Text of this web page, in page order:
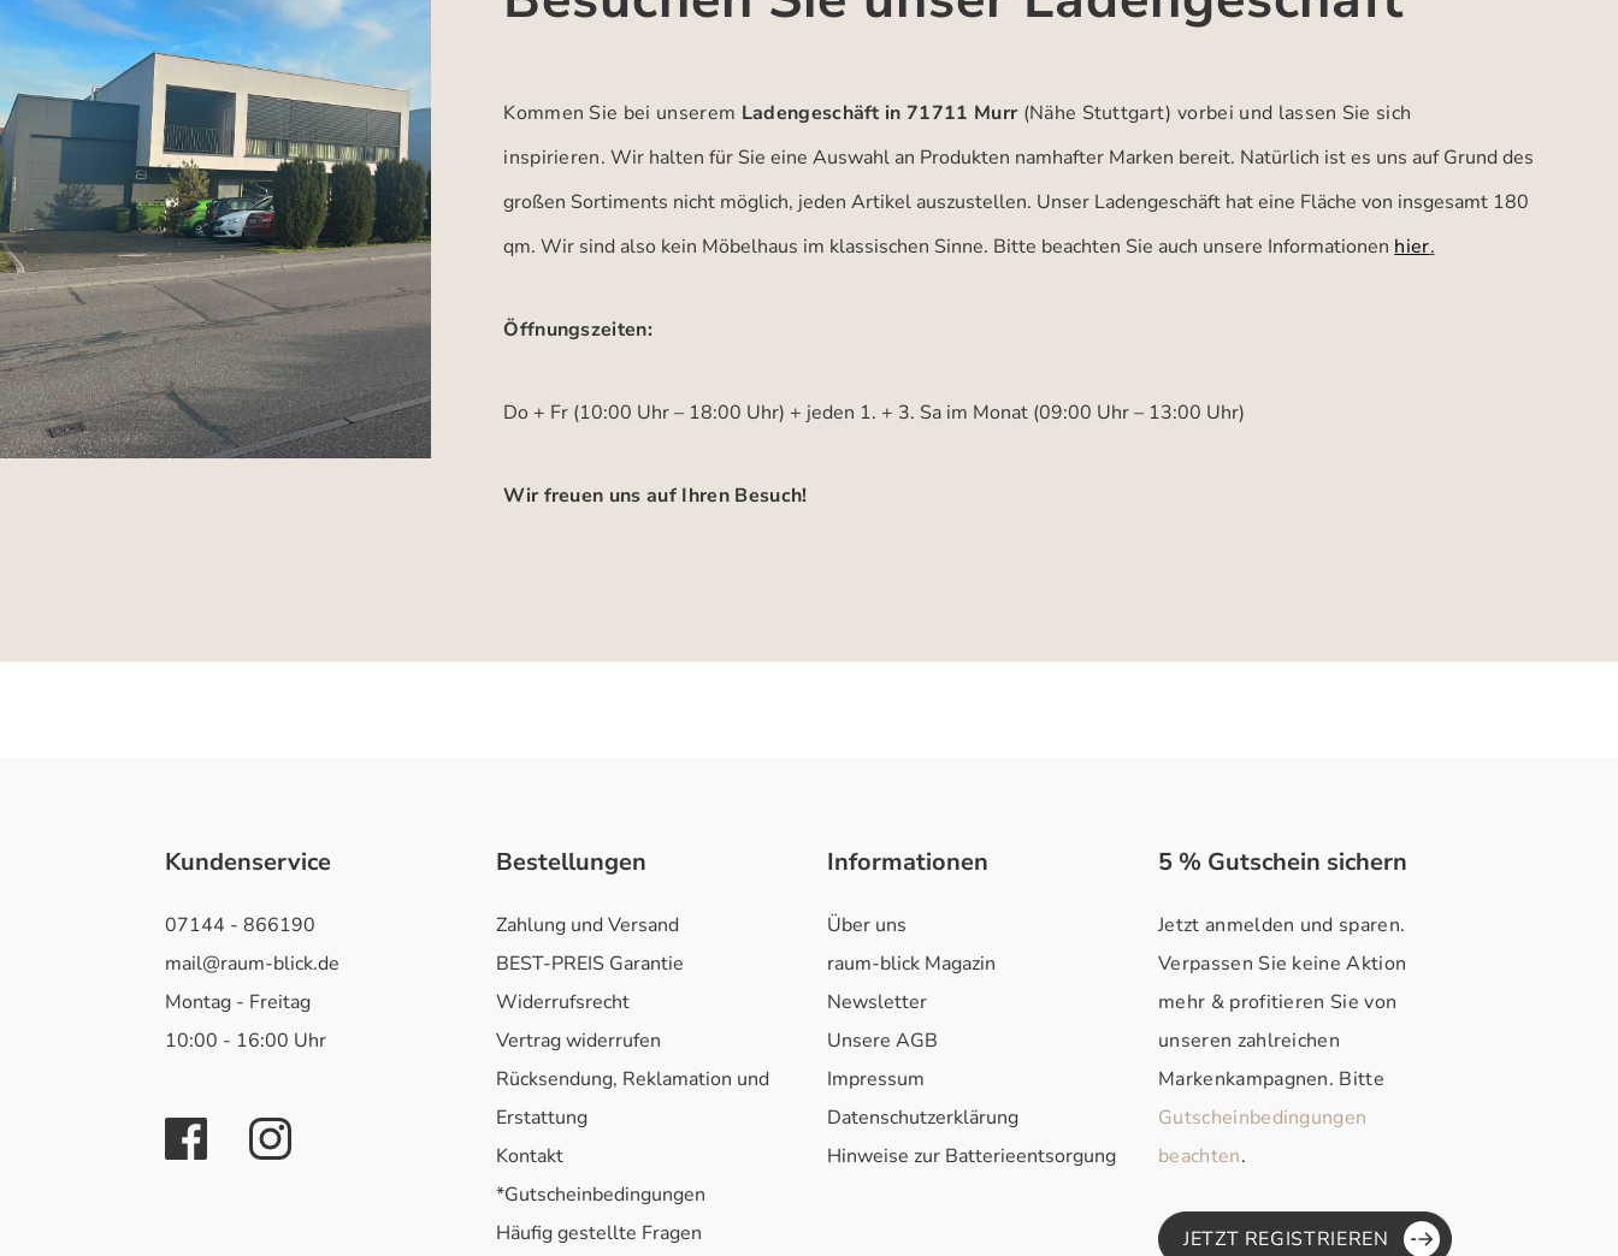
Kommen Sie bei unserem Ladengeschäft in 71711 Murr (Nähe Stuttgart) vorbei und lassen Sie sich
inspirieren.Wir halten für Sie eine Auswahl an Produkten namhafter Marken bereit. Natürlich ist es uns auf Grund des
großen Sortiments nicht möglich, jeden Artikel auszustellen. Unser Ladengeschäft hat eine Fläche von insgesamt 180
qm. Wir sind also kein Möbelhaus im klassischen Sinne. Bitte beachten Sie auch unsere Informationen hier.
Öffnungszeiten:
Do + Fr (10:00 Uhr – 18:00 Uhr) + jeden 1. + 3. Sa im Monat (09:00 Uhr – 13:00 Uhr)
Wir freuen uns auf Ihren Besuch!
Kundenservice
07144 - 866190
mail@raum-blick.de
Montag - Freitag
10:00 - 16:00 Uhr
Bestellungen
Zahlung und Versand
BEST-PREIS Garantie
Widerrufsrecht
Vertrag widerrufen
Rücksendung, Reklamation und
Erstattung
Kontakt
*Gutscheinbedingungen
Häufig gestellte Fragen
Informationen
Über uns
raum-blick Magazin
Newsletter
Unsere AGB
Impressum
Datenschutzerklärung
Hinweise zur Batterieentsorgung
5 % Gutschein sichern
Jetzt anmelden und sparen.
Verpassen Sie keine Aktion
mehr & profitieren Sie von
unseren zahlreichen
Markenkampagnen. Bitte
Gutscheinbedingungen
beachten.
JETZT REGISTRIEREN